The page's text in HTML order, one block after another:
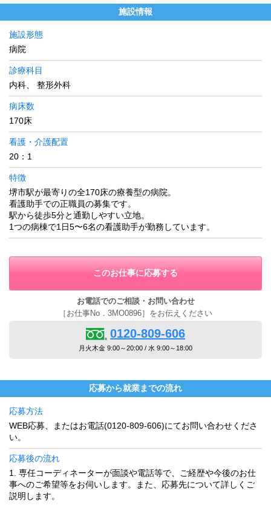
施設情報
施設形態
病院
診療科目
内科、 整形外科
病床数
170床
看護・介護配置
20：1
特徴
堺市駅が最寄りの全170床の療養型の病院。
看護助手での正職員の募集です。
駅から徒歩5分と通勤しやすい立地。
1つの病棟で1日5〜6名の看護助手が勤務しています。
このお仕事に応募する
お電話でのご相談・お問い合わせ
［お仕事No．3MO0896］をお伝えください
0120-809-606
月火木金 9:00～20:00 / 水 9:00～18:00
応募から就業までの流れ
応募方法
WEB応募、またはお電話(0120-809-606)にてお問い合わせくださ
い。
応募後の流れ
1. 専任コーディネーターが面談や電話等で、ご経歴や今後のお仕
事へのご希望等をお伺いします。また、応募先について詳しくご
説明します。